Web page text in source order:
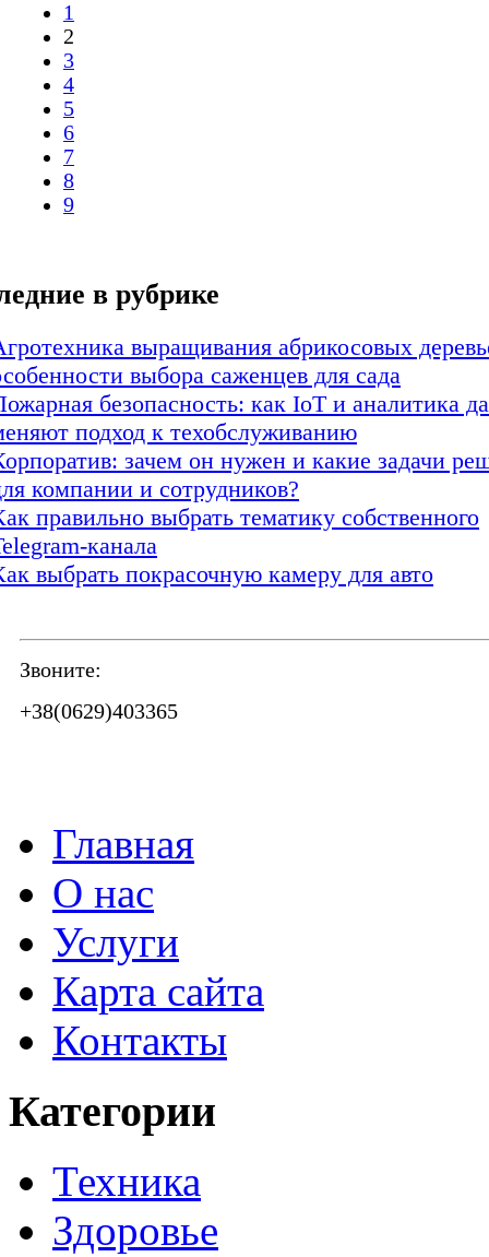
1
2
3
4
5
6
7
8
9
в рубрике
выращивания абрикосовых
выбора саженцев для сада
безопасность: как IoT и аналитика
подход к техобслуживанию
зачем он нужен и какие задачи
компании и сотрудников?
правильно выбрать тематику собственного
канала
выбрать покрасочную камеру для авто
Звоните:
+38(0629)403365
Главная
О нас
Услуги
Карта сайта
Контакты
Категории
Техника
Здоровье